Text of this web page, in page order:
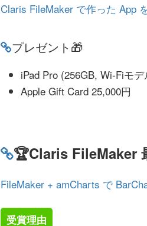
Claris FileMaker で作った App
プレゼント🎁
iPad Pro (256GB, Wi-Fiモ
Apple Gift Card 25,000円
🏆Claris FileMaker
FileMaker + amCharts で
受賞理由